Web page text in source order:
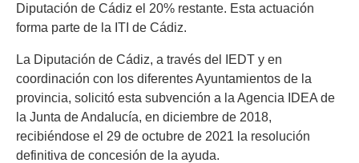
Diputación de Cádiz el 20% restante. Esta actuación
forma parte de la ITI de Cádiz.
La Diputación de Cádiz, a través del IEDT y en
coordinación con los diferentes Ayuntamientos de la
provincia, solicitó esta subvención a la Agencia IDEA de
la Junta de Andalucía, en diciembre de 2018,
recibiéndose el 29 de octubre de 2021 la resolución
definitiva de concesión de la ayuda.